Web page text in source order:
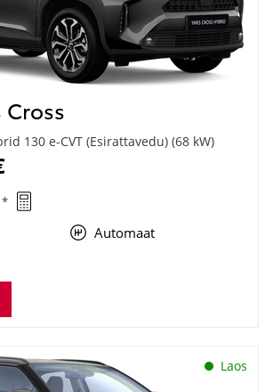
Cross
130 e-CVT (Esirattavedu) (68 kW)
*
Automaat
Laos